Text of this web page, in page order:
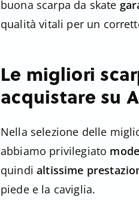
buona scarpa da skate
qualità vitali per un
Le migliori
acquistare su
Nella selezione delle
abbiamo privilegiato
quindialtissime
piede e la caviglia.